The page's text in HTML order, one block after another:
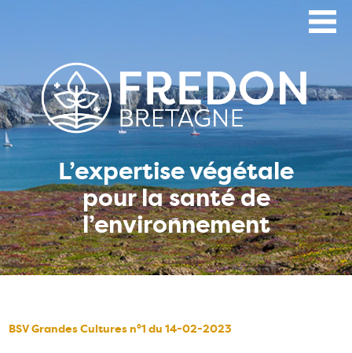
L’expertise végétale
pour la santé de
l’environnement
BSV Grandes Cultures n°1 du 14-02-2023